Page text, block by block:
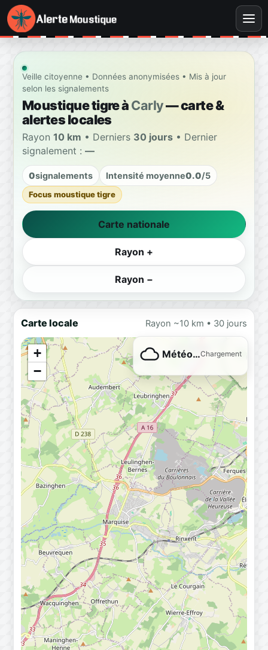
Veille citoyenne • Données anonymisées • Mis à jour
selon les signalements
Moustique tigre àCarly— carte &
alertes locales
Rayon 10 km • Derniers 30 jours • Dernier
signalement : —
0signalements Intensité moyenne0.0/5
Focus moustique tigre
Carte nationale
Rayon +
Rayon −
Carte locale Rayon ~10 km • 30 jours
+
−
Météo…Chargement